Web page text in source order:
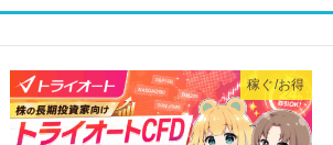
稼ぐ/お得